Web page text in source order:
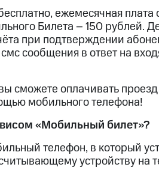
фитнесПриложения от МТС
Приложения
ежемесячная плата
Билета – 150 рублей.
при подтверждении
сообщения в ответ на
сможете оплачивать
мобильного телефона!
«Мобильный билет»?
телефон, в который
устройству на